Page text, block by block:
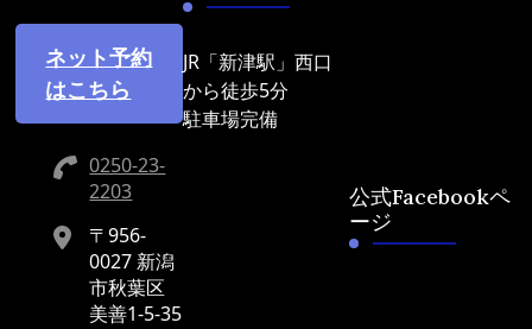
ネット予約
はこちら
0250-23-
2203
〒956-
0027 新潟
市秋葉区
美善1-5-35
JR「新津駅」西口
から徒歩5分
駐車場完備
公式Facebookペ
ージ